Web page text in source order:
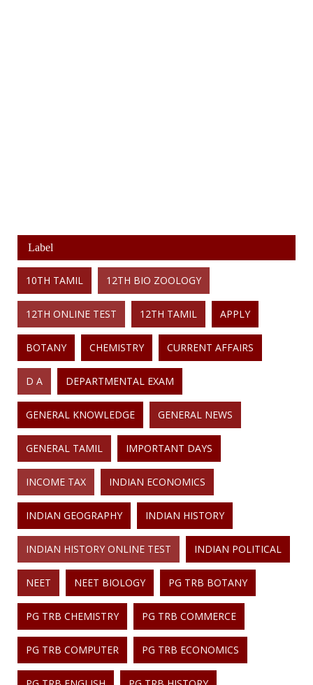
Label
10TH TAMIL 12TH BIO ZOOLOGY
12TH ONLINE TEST 12TH TAMIL APPLY
BOTANY CHEMISTRY CURRENT AFFAIRS
D A DEPARTMENTAL EXAM
GENERAL KNOWLEDGE GENERAL NEWS
GENERAL TAMIL IMPORTANT DAYS
INCOME TAX INDIAN ECONOMICS
INDIAN GEOGRAPHY INDIAN HISTORY
INDIAN HISTORY ONLINE TEST INDIAN POLITICAL
NEET NEET BIOLOGY PG TRB BOTANY
PG TRB CHEMISTRY PG TRB COMMERCE
PG TRB COMPUTER PG TRB ECONOMICS